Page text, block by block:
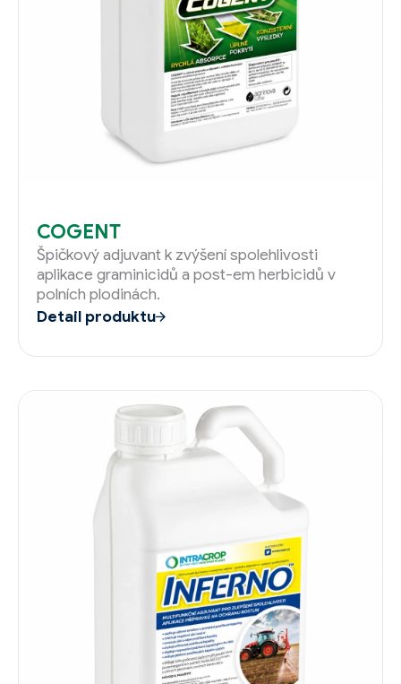
COGENT
Špičkový adjuvant k zvýšení spolehlivosti
aplikace graminicidů a post-em herbicidů v
polních plodinách.
Detail produktu